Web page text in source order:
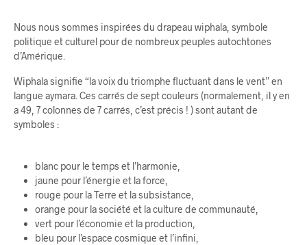
Nous nous sommes inspirées du drapeau wiphala, symbole
politique et culturel pour de nombreux peuples autochtones
d’Amérique.
Wiphala signifie “la voix du triomphe fluctuant dans le vent” en
langue aymara. Ces carrés de sept couleurs (normalement, il y en
a 49, 7 colonnes de 7 carrés, c’est précis ! ) sont autant de
symboles :
blanc pour le temps et l’harmonie,
jaune pour l’énergie et la force,
rouge pour la Terre et la subsistance,
orange pour la société et la culture de communauté,
vert pour l’économie et la production,
bleu pour l’espace cosmique et l’infini,